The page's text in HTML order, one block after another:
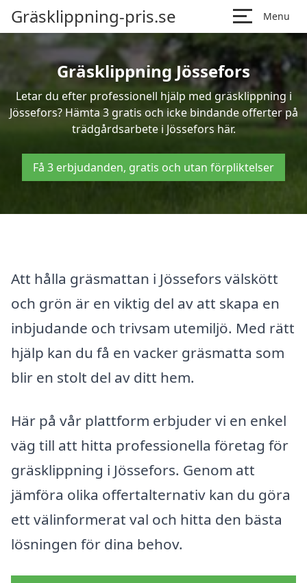
Gräsklippning-pris.se Menu
Gräsklippning Jössefors
Letar du efter professionell hjälp med gräsklippning i
Jössefors? Hämta 3 gratis och icke bindande offerter på
trädgårdsarbete i Jössefors här.
Få 3 erbjudanden, gratis och utan förpliktelser
Att hålla gräsmattan i Jössefors välskött
och grön är en viktig del av att skapa en
inbjudande och trivsam utemiljö. Med rätt
hjälp kan du få en vacker gräsmatta som
blir en stolt del av ditt hem.
Här på vår plattform erbjuder vi en enkel
väg till att hitta professionella företag för
gräsklippning i Jössefors. Genom att
jämföra olika offertalternativ kan du göra
ett välinformerat val och hitta den bästa
lösningen för dina behov.